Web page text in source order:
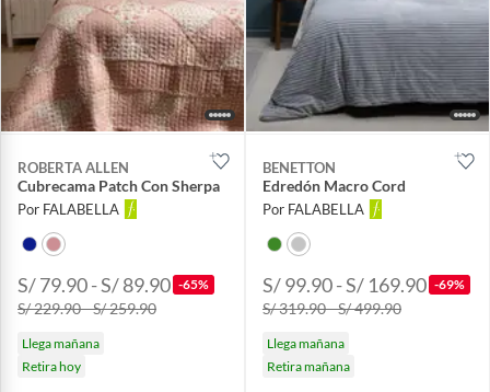
ROBERTA ALLEN
Cubrecama Patch Con Sherpa
Por FALABELLA
S/ 79.90 - S/ 89.90 -65%
S/ 229.90 - S/ 259.90
Llega mañana
Retira hoy
BENETTON
Edredón Macro Cord
Por FALABELLA
S/ 99.90 - S/ 169.90 -69%
S/ 319.90 - S/ 499.90
Llega mañana
Retira mañana